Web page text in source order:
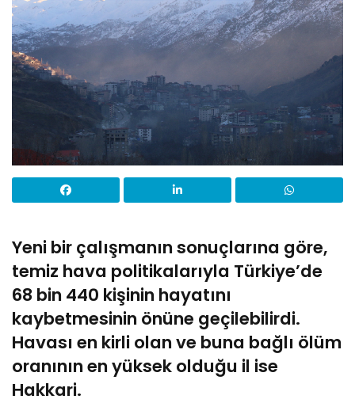
Yeni bir çalışmanın sonuçlarına göre,
temiz hava politikalarıyla Türkiye’de
68 bin 440 kişinin hayatını
kaybetmesinin önüne geçilebilirdi.
Havası en kirli olan ve buna bağlı ölüm
oranının en yüksek olduğu il ise
Hakkari.